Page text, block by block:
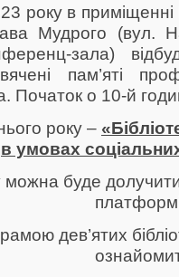
року в приміщенні
Мудрого (вул.
зала)
пам’яті
Початок о 10-й
року –
в умовах
можна буде
дев’ятих